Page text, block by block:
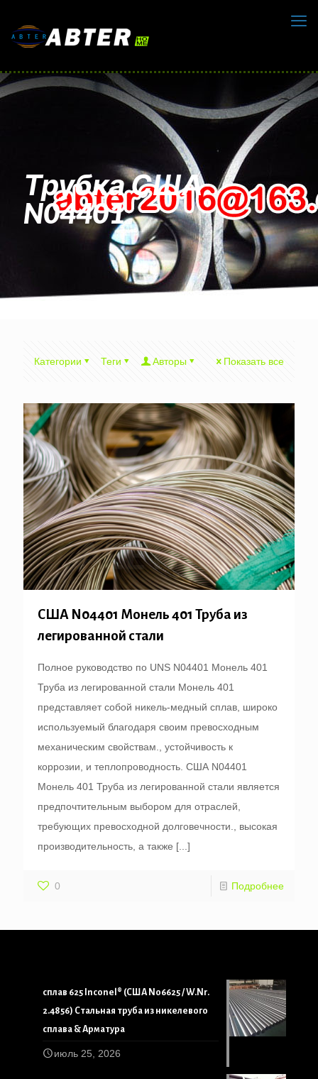
Трубка США
N04401
Категории Теги Авторы Показать все
США N04401 Монель 401 Труба из
легированной стали
Полное руководство по UNS N04401 Монель 401
Труба из легированной стали Монель 401
представляет собой никель-медный сплав, широко
используемый благодаря своим превосходным
механическим свойствам., устойчивость к
коррозии, и теплопроводность. США N04401
Монель 401 Труба из легированной стали является
предпочтительным выбором для отраслей,
требующих превосходной долговечности., высокая
производительность, а также [...]
0 Подробнее
сплав 625 Inconel® (США N06625 / W.Nr.
2.4856) Стальная труба из никелевого
сплава & Арматура
июль 25, 2026